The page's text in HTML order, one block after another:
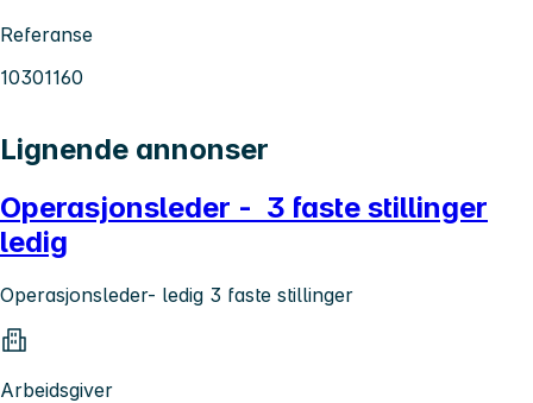
Referanse
10301160
Lignende annonser
Operasjonsleder - 3 faste stillinger
ledig
Operasjonsleder- ledig 3 faste stillinger
Arbeidsgiver